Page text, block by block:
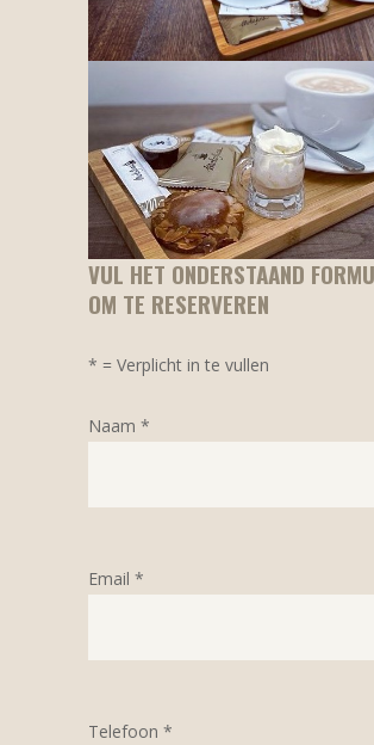
VUL HET ONDERSTAAND
OM TE RESERVEREN
* = Verplicht in te vullen
Naam *
Email *
Telefoon *